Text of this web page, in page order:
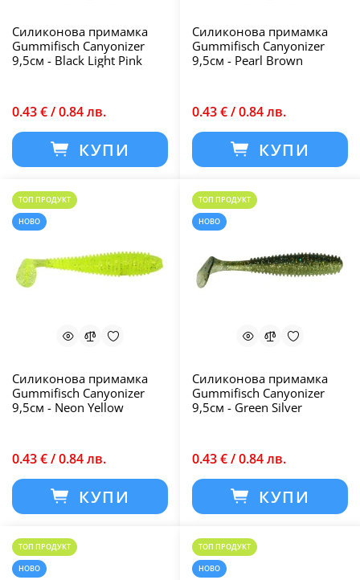
Силиконова примамка
Gummifisch Canyonizer
9,5см - Black Light Pink
0.43 € / 0.84 лв.
КУПИ
Силиконова примамка
Gummifisch Canyonizer
9,5см - Pearl Brown
0.43 € / 0.84 лв.
КУПИ
ТОП ПРОДУКТ
НОВО
Силиконова примамка
Gummifisch Canyonizer
9,5см - Neon Yellow
0.43 € / 0.84 лв.
КУПИ
ТОП ПРОДУКТ
НОВО
Силиконова примамка
Gummifisch Canyonizer
9,5см - Green Silver
0.43 € / 0.84 лв.
КУПИ
ТОП ПРОДУКТ
НОВО
ТОП ПРОДУКТ
НОВО